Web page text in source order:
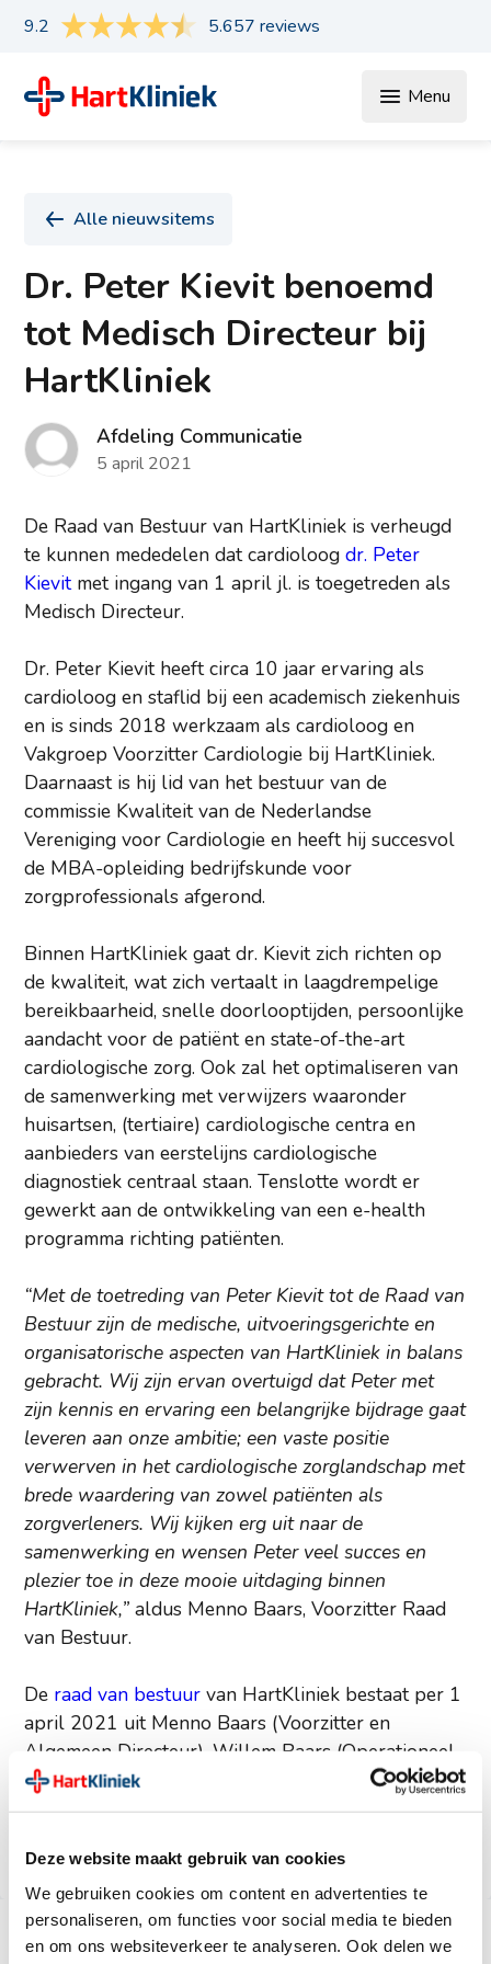
Deze website maakt gebruik van cookies
We gebruiken cookies om content en advertenties te
personaliseren, om functies voor social media te bieden
en om ons websiteverkeer te analyseren. Ook delen we
9.2 5.657 reviews
Menu
Alle nieuwsitems
Dr. Peter Kievit benoemd
tot Medisch Directeur bij
HartKliniek
Afdeling Communicatie
5 april 2021
De Raad van Bestuur van HartKliniek is verheugd
te kunnen mededelen dat cardioloogdr. Peter
Kievitmet ingang van 1 april jl. is toegetreden als
Medisch Directeur.
Dr. Peter Kievit heeft circa 10 jaar ervaring als
cardioloog en staflid bij een academisch ziekenhuis
en is sinds 2018 werkzaam als cardioloog en
Vakgroep Voorzitter Cardiologie bij HartKliniek.
Daarnaast is hij lid van het bestuur van de
commissie Kwaliteit van de Nederlandse
Vereniging voor Cardiologie en heeft hij succesvol
de MBA-opleiding bedrijfskunde voor
zorgprofessionals afgerond.
Binnen HartKliniek gaat dr. Kievit zich richten op
de kwaliteit, wat zich vertaalt in laagdrempelige
bereikbaarheid, snelle doorlooptijden, persoonlijke
aandacht voor de patiënt en state-of-the-art
cardiologische zorg. Ook zal het optimaliseren van
de samenwerking met verwijzers waaronder
huisartsen, (tertiaire) cardiologische centra en
aanbieders van eerstelijns cardiologische
diagnostiek centraal staan. Tenslotte wordt er
gewerkt aan de ontwikkeling van een e-health
programma richting patiënten.
“Met de toetreding van Peter Kievit tot de Raad van
Bestuur zijn de medische, uitvoeringsgerichte en
organisatorische aspecten van HartKliniek in balans
gebracht. Wij zijn ervan overtuigd dat Peter met
zijn kennis en ervaring een belangrijke bijdrage gaat
leveren aan onze ambitie; een vaste positie
verwerven in het cardiologische zorglandschap met
brede waardering van zowel patiënten als
zorgverleners. Wij kijken erg uit naar de
samenwerking en wensen Peter veel succes en
plezier toe in deze mooie uitdaging binnen
HartKliniek,”aldus Menno Baars, Voorzitter Raad
van Bestuur.
De raad van bestuur van HartKliniek bestaat per 1
april 2021 uit Menno Baars (Voorzitter en
Algemeen Directeur), Willem Baars (Operationeel
Directeur), Peter Kievit (Medisch Directeur) en
Chris Hie (cardioloog).